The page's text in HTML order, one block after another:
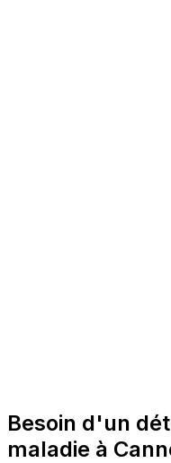
Besoin d'un
maladie à